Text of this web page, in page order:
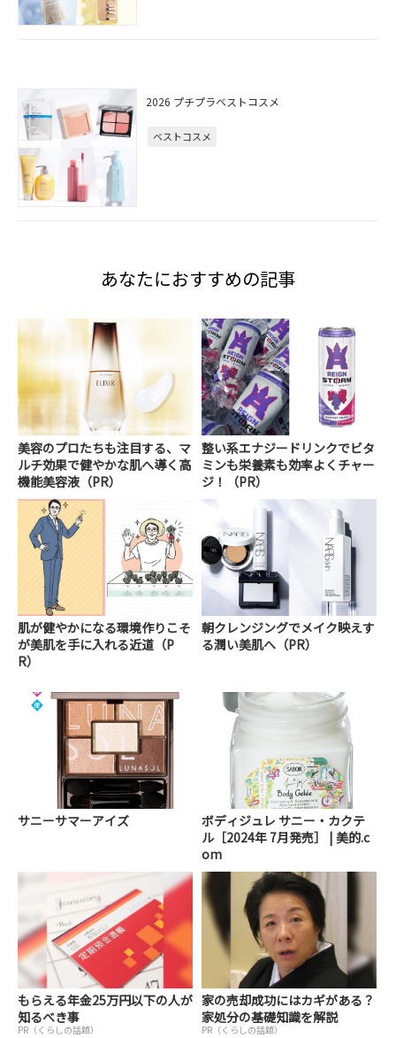
2026 プチプラベストコスメ
ベストコスメ
あなたにおすすめの記事
美容のプロたちも注目する、マ
ルチ効果で健やかな肌へ導く高
機能美容液（PR）
整い系エナジードリンクでビタ
ミンも栄養素も効率よくチャー
ジ！（PR）
肌が健やかになる環境作りこそ
が美肌を手に入れる近道（P
R）
朝クレンジングでメイク映えす
る潤い美肌へ（PR）
サニーサマーアイズ
ボディジュレ サニー・カクテ
ル［2024年 7月発売］ | 美的.c
om
もらえる年金25万円以下の人が
知るべき事
PR（くらしの話題）
家の売却成功にはカギがある？
家処分の基礎知識を解説
PR（くらしの話題）